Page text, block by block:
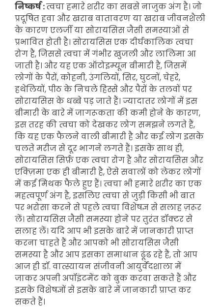
निष्कर्ष :त्वचा हमारे शरीर का सबसे नाजुक अंग है। जो
प्रदूषित हवा और खराब वातावरण या खराब जीवनशैली
के कारण एलर्जी या सोरायसिस जैसी समस्याओं से
प्रभावित होती है। सोरायसिस एक दीर्घकालिक त्वचा
रोग है, जिससे त्वचा में गंभीर खुजली और लालिमा आ
जाती है। और यह एक ऑटोइम्यून बीमारी है, जिसमें
लोगों के पैरों, कोहनी, उंगलियों, सिर, घुटनों, चेहरे,
हथेलियों, पीठ के निचले हिस्से और पैरों के तलवों पर
सोरायसिस के धब्बे पड़ जाते हैं। ज्यादातर लोगों में इस
बीमारी के बारे में जागरूकता की कमी होने के कारण,
इस तरह की त्वचा को देखकर लोग समझने लगते हैं,
कि यह एक फैलने वाली बीमारी है और कई लोग इसके
चलते मरीज से दूर भागने लगते हैं। इसके साथ ही,
सोरायसिस सिर्फ़ एक त्वचा रोग है और सोरायसिस और
एक्ज़िमा एक ही बीमारी है, ऐसे सवालों को लेकर लोगों
में कई मिथक फैले हुए हैं। त्वचा भी हमारे शरीर का एक
महत्वपूर्ण अंग है, इसलिए त्वचा से जुड़ी किसी भी बात
पर भरोसा करने से पहले त्वचा विशेषज्ञ से सलाह ज़रूर
लें। सोरायसिस जैसी समस्या होने पर तुरंत डॉक्टर से
सलाह लें। यदि आप भी इसके बारे में जानकारी प्राप्त
करना चाहते हैं और आपको भी सोरायसिस जैसी
समस्या है और आप इसका समाधान ढूंढ रहे हैं, तो आप
आज ही डॉ. वात्स्यायन संजीवनी आयुर्वेदशाला में
जाकर अपनी अपॉइंटमेंट को बुक करवा सकते हैं और
इसके विशेषज्ञों से इसके बारे में जानकारी प्राप्त कर
सकते हैं।